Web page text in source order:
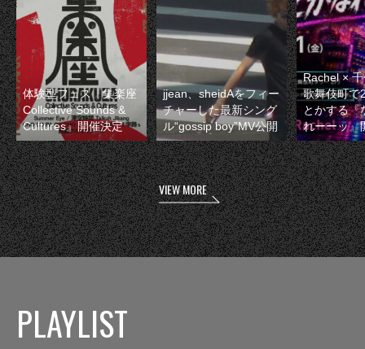
体験型フェス『集楽座
Collective Sounds &
Cultures』開催決定
jjean、sheidAをフィー
チャーした最新シング
ル“gossip boy”MV公開
Rachel ×
歌舞伎町で
とかする『
れーーッ』
VIEW MORE
PLAYLIST